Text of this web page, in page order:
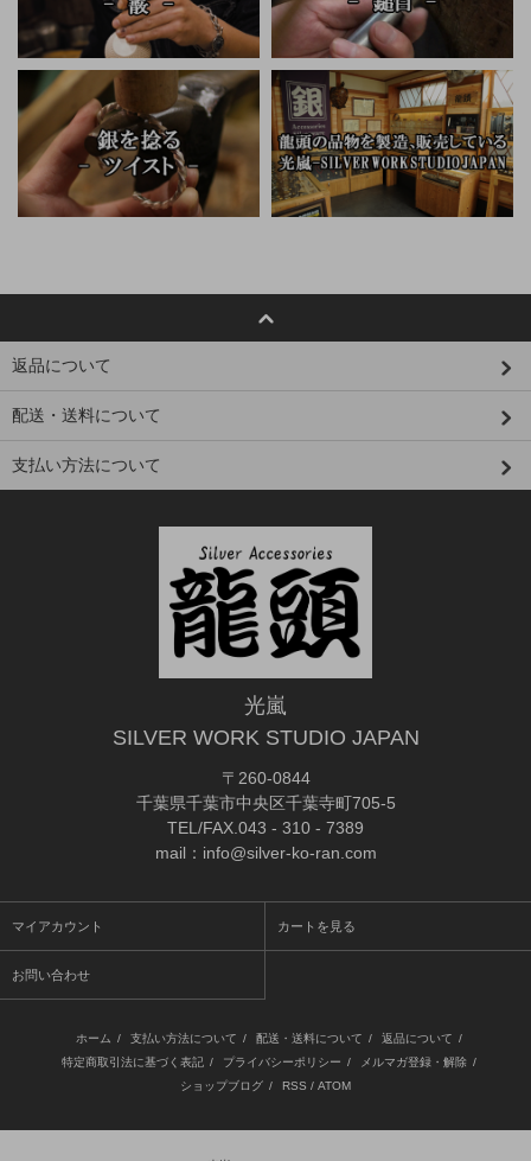
返品について
配送・送料について
支払い方法について
光嵐
SILVER WORK STUDIO JAPAN
〒260-0844
千葉県千葉市中央区千葉寺町705-5
TEL/FAX.043 - 310 - 7389
mail：info@silver-ko-ran.com
マイアカウント カートを見る
お問い合わせ
ホーム / 支払い方法について / 配送・送料について / 返品について /
特定商取引法に基づく表記 / プライバシーポリシー / メルマガ登録・解除 /
ショップブログ / RSS / ATOM